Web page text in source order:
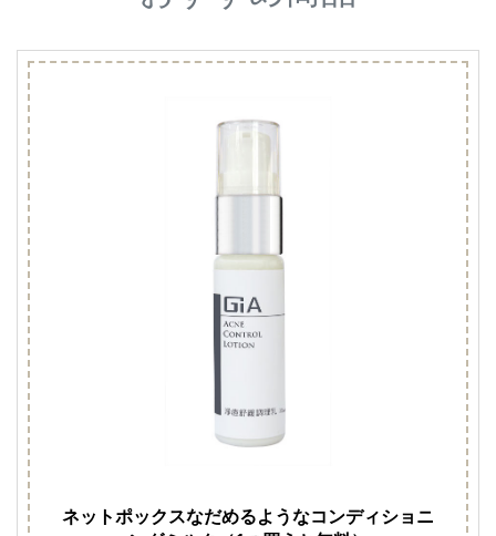
ネットポックスなだめるようなコンディショニ